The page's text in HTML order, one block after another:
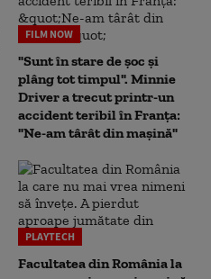
FILM NOW
"Sunt în stare de șoc și
plâng tot timpul". Minnie
Driver a trecut printr-un
accident teribil în Franța:
"Ne-am târât din mașină"
PLAYTECH
Facultatea din România la